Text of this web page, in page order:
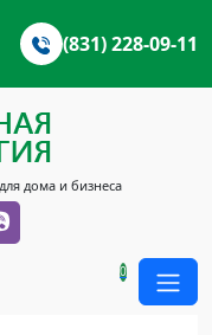
(831) 228-09-11
дома и бизнеса
0